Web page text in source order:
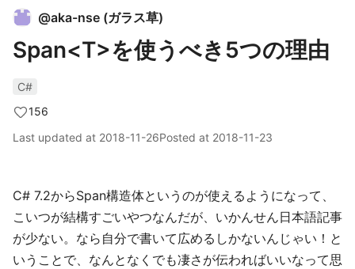
@aka-nse (ガラス草)
Span<T>を使うべき5つの理由
C#
156
Last updated at 2018-11-26Posted at 2018-11-23
C# 7.2からSpan構造体というのが使えるようになって、
こいつが結構すごいやつなんだが、いかんせん日本語記事
が少ない。なら自分で書いて広めるしかないんじゃい！と
いうことで、なんとなくでも凄さが伝わればいいなって思